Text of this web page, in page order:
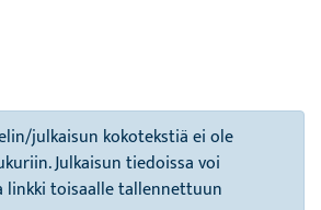
julkaisun kokotekstiä ei ole
Julkaisun tiedoissa voi
linkki toisaalle tallennettuun